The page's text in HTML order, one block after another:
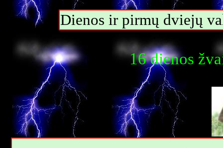
Dienos ir pirmų dviejų
16 dienos